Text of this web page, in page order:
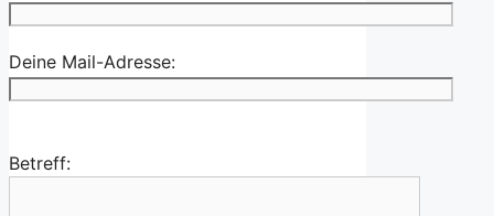
Deine Mail-Adresse:
Betreff: